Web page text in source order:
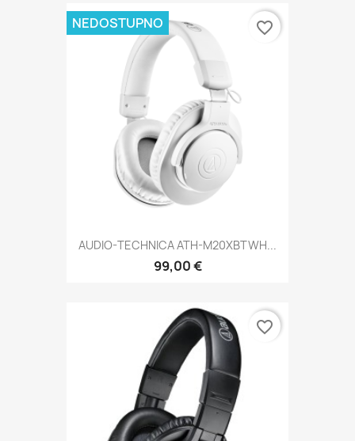
AUDIO-TECHNICA ATH-M20XBTWH...
99,00 €
NEDOSTUPNO favorite_border
favorite_border